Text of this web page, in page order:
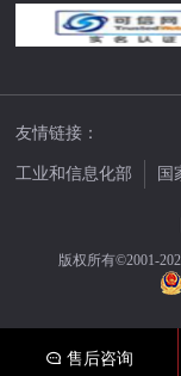
友情链接：
工业和信息化部 国
版权所有©2001-
售后咨询